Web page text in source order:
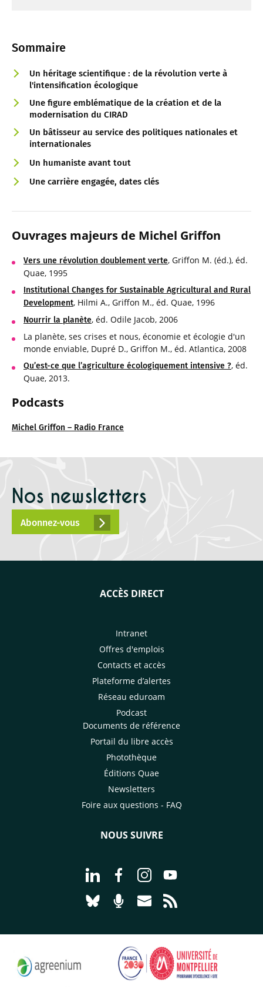
Sommaire
Un héritage scientifique : de la révolution verte à
l'intensification écologique
Une figure emblématique de la création et de la
modernisation du CIRAD
Un bâtisseur au service des politiques nationales et
internationales
Un humaniste avant tout
Une carrière engagée, dates clés
Ouvrages majeurs de Michel Griffon
Vers une révolution doublement verte, Griffon M. (éd.), éd.
Quae, 1995
Institutional Changes for Sustainable Agricultural and Rural
Development, Hilmi A., Griffon M., éd. Quae, 1996
Nourrir la planète, éd. Odile Jacob, 2006
La planète, ses crises et nous, économie et écologie d'un
monde enviable, Dupré D., Griffon M., éd. Atlantica, 2008
Qu’est-ce que l’agriculture écologiquement intensive ?, éd.
Quae, 2013.
Podcasts
Michel Griffon – Radio France
Nos newsletters
Abonnez-vous
ACCÈS DIRECT
Intranet
Offres d'emplois
Contacts et accès
Plateforme d’alertes
Réseau eduroam
Podcast
Documents de référence
Portail du libre accès
Photothèque
Éditions Quae
Newsletters
Foire aux questions - FAQ
NOUS SUIVRE
Aller à la page Nous suivre sur
Aller à la page Nous suivre sur
Aller à la page Nous
Aller à la page
Aller à la page Nous suivre sur
Aller à la page Nourrir le
Aller à la page Nous